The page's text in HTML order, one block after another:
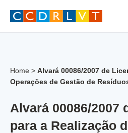
Home > Alvará 00086/2007 de
Operações de Gestão de
Alvará 00086/2007
para a Realização